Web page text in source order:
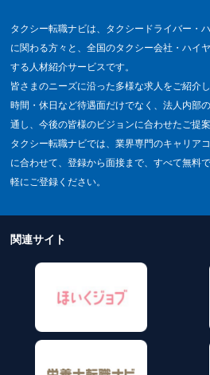
タクシー転職ナビは、タクシードライバー・
に関わる方々と、全国のタクシー会社・ハイ
する人材紹介サービスです。
皆さまのニーズに沿った多様な求人をご紹介
時間・休日など待遇面だけでなく、法人内部
通し、今後の皆様のビジョンに合わせたご提案
タクシー転職ナビでは、業界専門のキャリア
に合わせて、登録から面接まで、すべて無料
軽にご登録ください。
関連サイト